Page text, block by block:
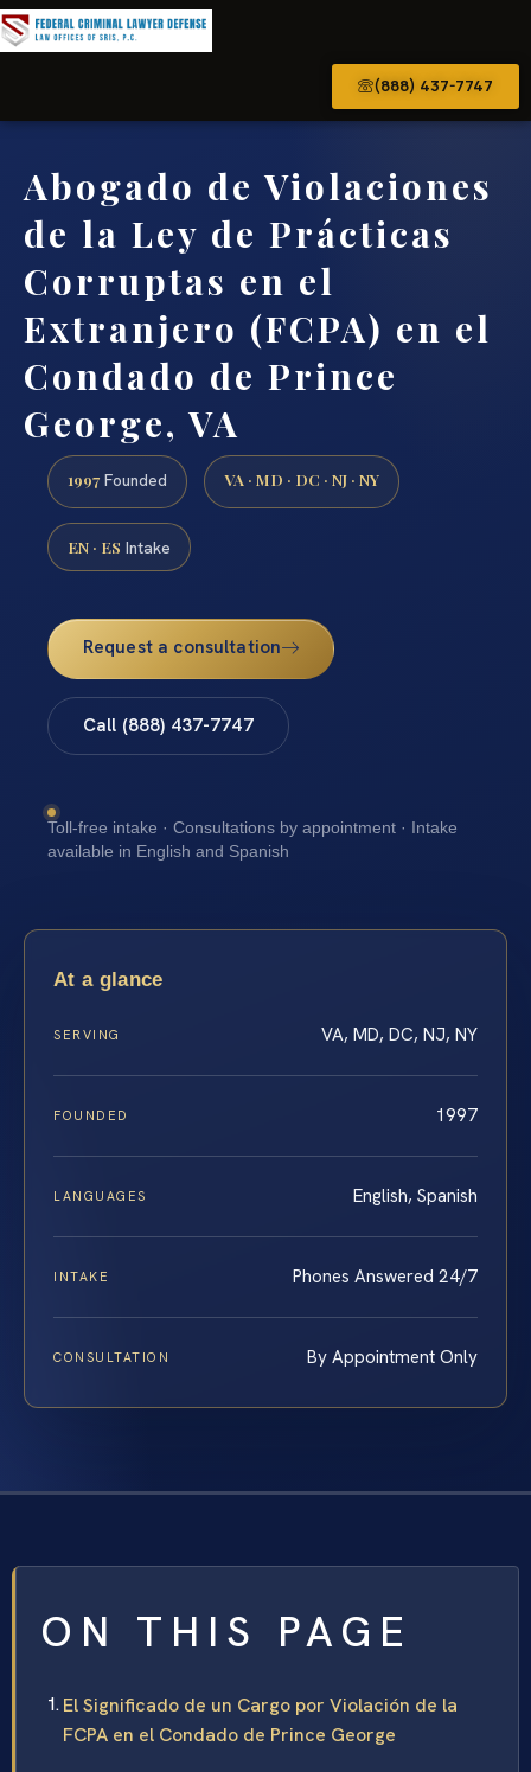
(888) 437-7747
Abogado de Violaciones
de la Ley de Prácticas
Corruptas en el
Extranjero (FCPA) en el
Condado de Prince
George, VA
1997 Founded VA · MD · DC · NJ · NY
EN · ES Intake
Request a consultation
Call (888) 437-7747
Toll-free intake · Consultations by appointment · Intake
available in English and Spanish
At a glance
SERVING VA, MD, DC, NJ, NY
FOUNDED 1997
LANGUAGES English, Spanish
INTAKE Phones Answered 24/7
CONSULTATION By Appointment Only
ON THIS PAGE
El Significado de un Cargo por Violación de la
FCPA en el Condado de Prince George